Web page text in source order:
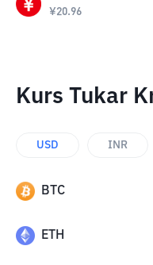
¥20.96
Kurs Tukar
USD INR
BTC
ETH